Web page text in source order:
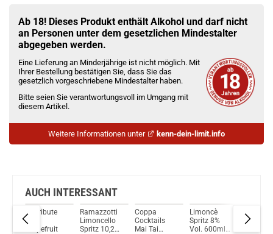
Check das mal!
Bottega Pomegranate Likör 20% Vol. 500ml
Du willst Kröten sparen?
Schau mal hier!
Innokin Trine Pod System Kit Rot
Ab 18! Dieses Produkt enthält Alkohol und darf nicht
an Personen unter dem gesetzlichen Mindestalter
abgegeben werden.
Eine Lieferung an Minderjährige ist nicht möglich. Mit
Ihrer Bestellung bestätigen Sie, dass Sie das
gesetzlich vorgeschriebene Mindestalter haben.
Bitte seien Sie verantwortungsvoll im Umgang mit
diesem Artikel.
Weitere Informationen unter kenn-dein-limit.info
AUCH INTERESSANT
Le Tribute
Pink
Grapefruit
Ramazzotti
Limoncello
Spritz 10,2%
Coppa
Cocktails
Mai Tai
Limoncè
Spritz 8%
Vol. 600ml
Jack
Daniel's